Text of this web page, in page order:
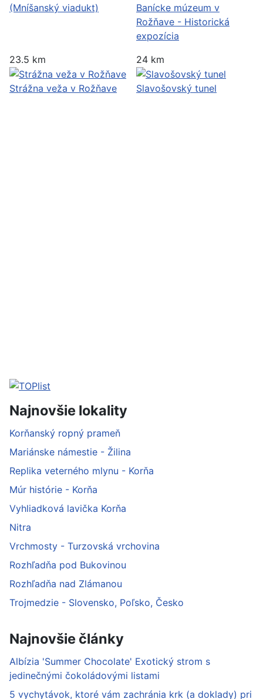
(Mníšanský viadukt)
Banícke múzeum v
Rožňave - Historická
expozícia
23.5 km
Strážna veža v Rožňave
24 km
Slavošovský tunel
Najnovšie lokality
Korňanský ropný prameň
Mariánske námestie - Žilina
Replika veterného mlynu - Korňa
Múr histórie - Korňa
Vyhliadková lavička Korňa
Nitra
Vrchmosty - Turzovská vrchovina
Rozhľadňa pod Bukovinou
Rozhľadňa nad Zlámanou
Trojmedzie - Slovensko, Poľsko, Česko
Najnovšie články
Albízia 'Summer Chocolate' Exotický strom s
jedinečnými čokoládovými listami
5 vychytávok, ktoré vám zachránia krk (a doklady) pri